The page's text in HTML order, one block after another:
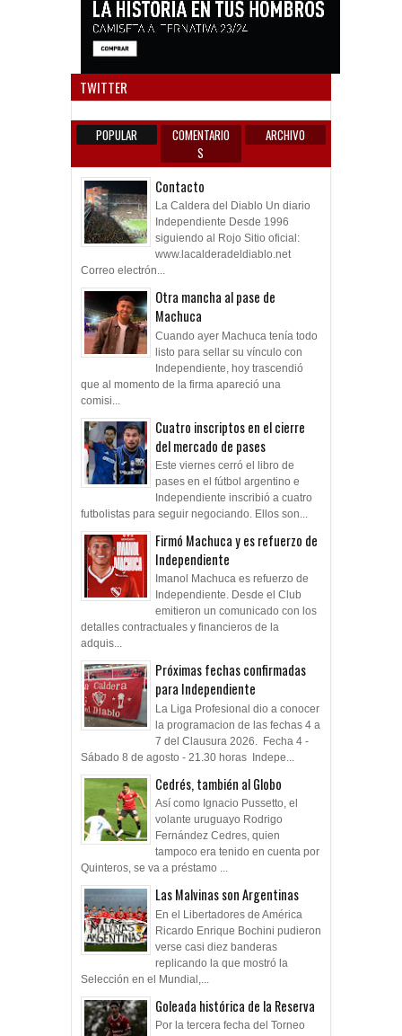
TWITTER
POPULAR
COMENTARIO
S
ARCHIVO
Contacto
La Caldera del Diablo Un diario
Independiente Desde 1996
siguiendo al Rojo Sitio oficial:
www.lacalderadeldiablo.net
Correo electrón...
Otra mancha al pase de
Machuca
Cuando ayer Machuca tenía todo
listo para sellar su vínculo con
Independiente, hoy trascendió
que al momento de la firma apareció una
comisi...
Cuatro inscriptos en el cierre
del mercado de pases
Este viernes cerró el libro de
pases en el fútbol argentino e
Independiente inscribió a cuatro
futbolistas para seguir negociando. Ellos son...
Firmó Machuca y es refuerzo de
Independiente
Imanol Machuca es refuerzo de
Independiente. Desde el Club
emitieron un comunicado con los
detalles contractuales y financieros de la
adquis...
Próximas fechas confirmadas
para Independiente
La Liga Profesional dio a conocer
la programacion de las fechas 4 a
7 del Clausura 2026. Fecha 4 -
Sábado 8 de agosto - 21.30 horas Indepe...
Cedrés, también al Globo
Así como Ignacio Pussetto, el
volante uruguayo Rodrigo
Fernández Cedres, quien
tampoco era tenido en cuenta por
Quinteros, se va a préstamo ...
Las Malvinas son Argentinas
En el Libertadores de América
Ricardo Enrique Bochini pudieron
verse casi diez banderas
replicando la que mostró la
Selección en el Mundial,...
Goleada histórica de la Reserva
Por la tercera fecha del Torneo